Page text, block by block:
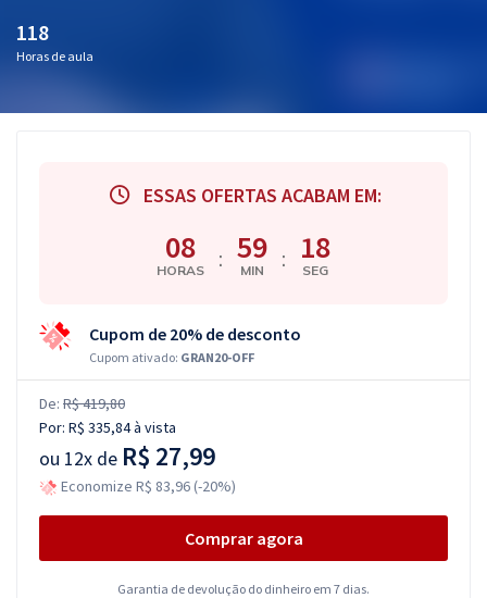
118
Horas de aula
ESSAS OFERTAS ACABAM EM:
08
HORAS : 59
MIN : 17
SEG
Cupom de 20% de desconto
Cupom ativado: GRAN20-OFF
De: R$ 419,80
Por: R$ 335,84à vista
ou 12x de R$ 27,99
Economize R$ 83,96 (-20%)
Comprar agora
Garantia de devolução do dinheiro em 7 dias.